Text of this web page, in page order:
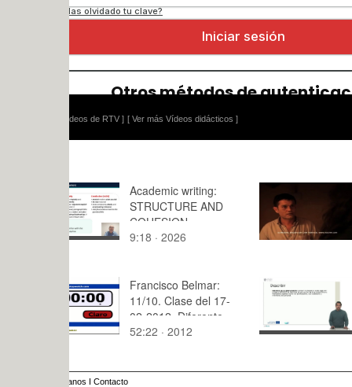
[ Ver más Vídeos didácticos ]
Academic writing:
STRUCTURE AND
COHESION
9:18 · 2026
Donate
2:08 · 2014
Francisco Belmar:
11/10. Clase del 17-
02-2012. Diferente
framerate
52:22 · 2012
PR3 -
12:30 ·